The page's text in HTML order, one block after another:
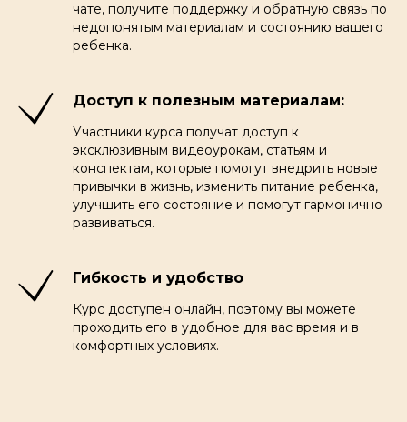
чате, получите поддержку и обратную связь по
недопонятым материалам и состоянию вашего
ребенка.
Доступ к полезным материалам:
Участники курса получат доступ к
эксклюзивным видеоурокам, статьям и
конспектам, которые помогут внедрить новые
привычки в жизнь, изменить питание ребенка,
улучшить его состояние и помогут гармонично
развиваться.
Гибкость и удобство
Курс доступен онлайн, поэтому вы можете
проходить его в удобное для вас время и в
комфортных условиях.